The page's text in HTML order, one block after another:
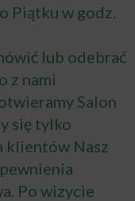
Piątku w godz.
lub odebrać
z nami
Salon
się tylko
klientów Nasz
Po wizycie